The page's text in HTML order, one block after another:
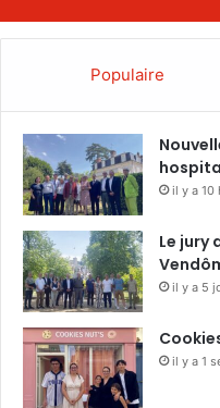
Populaire
il y a 10
Le jury
il y a 5
il y a 1